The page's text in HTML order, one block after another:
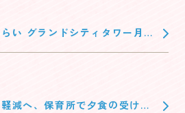
い グランドシティタワー月島
入札参加業者募集について
減へ、保育所で夕食の受け取